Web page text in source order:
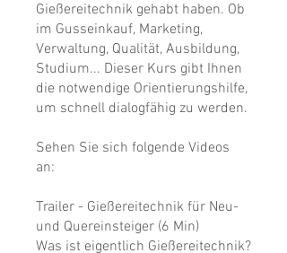
Gießereitechnik gehabt haben. Ob
im Gusseinkauf, Marketing,
Verwaltung, Qualität, Ausbildung,
Studium... Dieser Kurs gibt Ihnen
die notwendige Orientierungshilfe,
um schnell dialogfähig zu werden.
Sehen Sie sich folgende Videos
an:
Trailer - Gießereitechnik für Neu-
und Quereinsteiger (6 Min)
Was ist eigentlich Gießereitechnik?